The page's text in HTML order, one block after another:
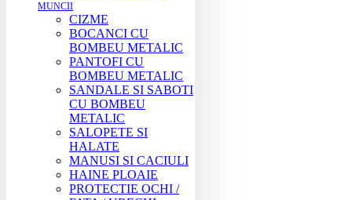
MUNCII
CIZME
BOCANCI CU
BOMBEU METALIC
PANTOFI CU
BOMBEU METALIC
SANDALE SI SABOTI
CU BOMBEU
METALIC
SALOPETE SI
HALATE
MANUSI SI CACIULI
HAINE PLOAIE
PROTECTIE OCHI /